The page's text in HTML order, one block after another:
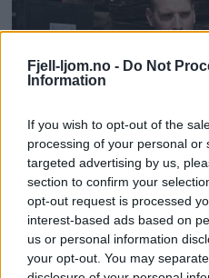
Fjell-ljom.no - Do Not
Information
If you wish to opt-out of the
processing of your personal or
targeted advertising by us,
section to confirm your
opt-out request is processed
interest-based ads based on
us or personal information
your opt-out. You may